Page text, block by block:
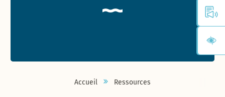
Accueil Ressources